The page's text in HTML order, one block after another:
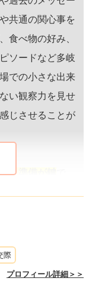
共通の関心事を
食べ物の好み、
ソードなど多岐
での小さな出来
い観察力を見せ
じさせることが
と準備が鍵
は有効です。た
たときのスムー
う。
際
プロフィール詳細＞＞